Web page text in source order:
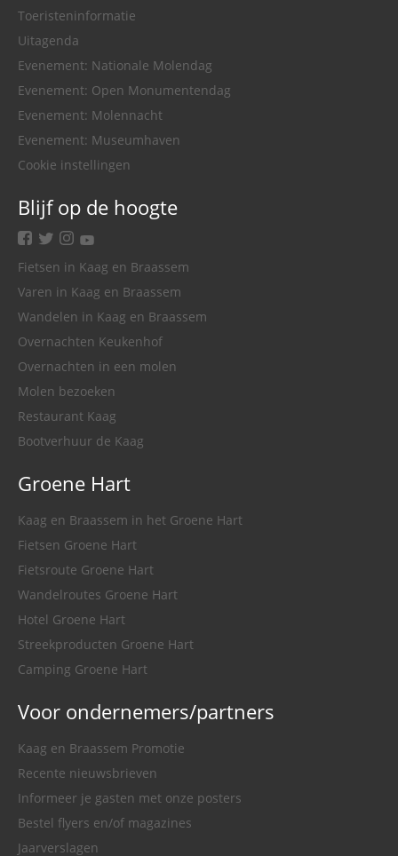
Toeristeninformatie
Uitagenda
Evenement: Nationale Molendag
Evenement: Open Monumentendag
Evenement: Molennacht
Evenement: Museumhaven
Cookie instellingen
Blijf op de hoogte
facebook
twitterinstagram
youtube
Fietsen in Kaag en Braassem
Varen in Kaag en Braassem
Wandelen in Kaag en Braassem
Overnachten Keukenhof
Overnachten in een molen
Molen bezoeken
Restaurant Kaag
Bootverhuur de Kaag
Groene Hart
Kaag en Braassem in het Groene Hart
Fietsen Groene Hart
Fietsroute Groene Hart
Wandelroutes Groene Hart
Hotel Groene Hart
Streekproducten Groene Hart
Camping Groene Hart
Voor ondernemers/partners
Kaag en Braassem Promotie
Recente nieuwsbrieven
Informeer je gasten met onze posters
Bestel flyers en/of magazines
Jaarverslagen